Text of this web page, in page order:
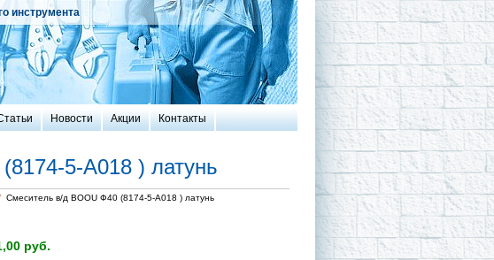
инструмента
Новости Акции Контакты
5-А018 ) латунь
Смеситель в/д BOOU Ф40 (8174-5-А018 ) латунь
руб.